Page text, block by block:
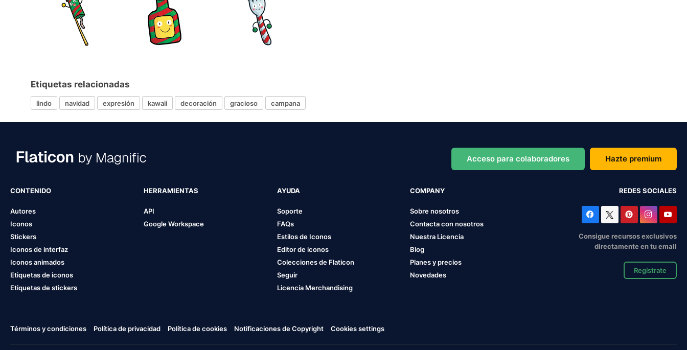
Etiquetas relacionadas
lindo navidad expresión kawaii decoración gracioso campana
Acceso para colaboradores Hazte premium
CONTENIDO
Autores
Iconos
Stickers
Iconos de interfaz
Iconos animados
Etiquetas de iconos
Etiquetas de stickers
HERRAMIENTAS
API
Google Workspace
AYUDA
Soporte
FAQs
Estilos de Iconos
Editor de iconos
Colecciones de Flaticon
Seguir
Licencia Merchandising
COMPANY
Sobre nosotros
Contacta con nosotros
Nuestra Licencia
Blog
Planes y precios
Novedades
REDES SOCIALES
Consigue recursos exclusivos
directamente en tu email
Regístrate
Términos y condiciones Política de privacidad Política de cookies Notificaciones de Copyright Cookies settings